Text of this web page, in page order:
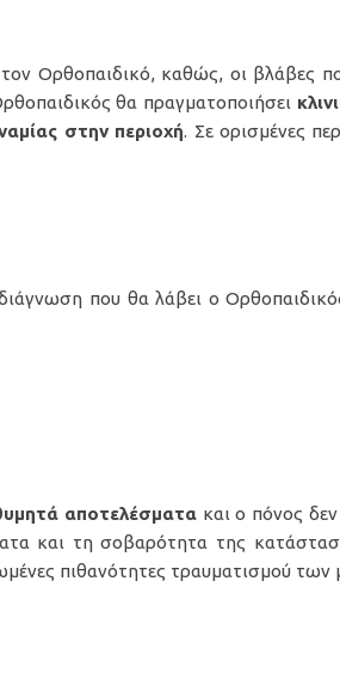
Ορθοπαιδικό, καθώς, οι βλάβες
θα πραγματοποιήσει
στην περιοχή. Σε ορισμένες
που θα λάβει ο
αποτελέσματακαι ο πόνος
και τη σοβαρότητα της
πιθανότητες τραυματισμού